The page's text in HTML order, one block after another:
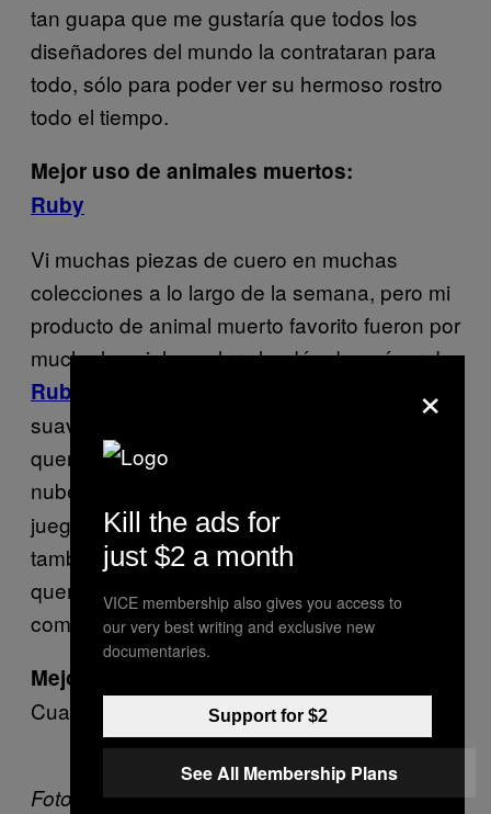
tan guapa que me gustaría que todos los
diseñadores del mundo la contrataran para
todo, sólo para poder ver su hermoso rostro
todo el tiempo.
Mejor uso de animales muertos:
Ruby
Vi muchas piezas de cuero en muchas
colecciones a lo largo de la semana, pero mi
producto de animal muerto favorito fueron por
mucho las pieles color algodón de azúcar de
Ruby
suaves como el toque de un ángel. Sólo
quería ponerme una y revolcarme entre las
nubes, igual que el osito de
juega con la ropa limpia. El resto de la ropa
también tuvo lo suyo, pero lo único que
quería era echarme una siesta, y lo digo
como un cumplido.
Mejores vibras:
Cualquiera vestido de loco
Fotos robadas deThe Cobrasnake
×
Kill the ads for
just $2 a month
VICE membership also gives you access to
our very best writing and exclusive new
documentaries.
Support for $2
See All Membership Plans